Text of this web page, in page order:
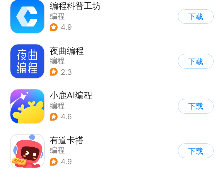
编程科普工坊
编程
4.9
下载
夜曲编程
编程
2.3
下载
小鹿AI编程
编程
4.6
下载
有道卡搭
编程
4.9
下载